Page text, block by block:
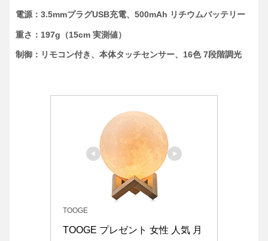
電源：3.5mmプラグUSB充電、500mAh リチウムバッテリー
重さ：197g（15cm 実測値）
制御：リモコン付き、本体タッチセンサー、16色 7段階調光
TOOGE
TOOGE プレゼント 女性 人気 月